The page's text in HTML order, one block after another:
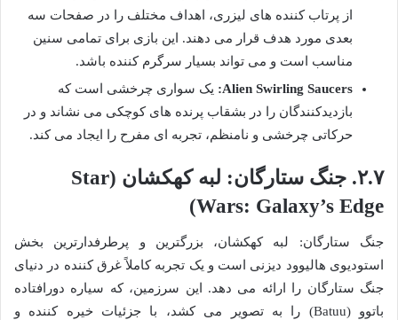
از پرتاب کننده های لیزری، اهداف مختلف را در صفحات سه
بعدی مورد هدف قرار می دهند. این بازی برای تمامی سنین
مناسب است و می تواند بسیار سرگرم کننده باشد.
Alien Swirling Saucers:
یک سواری چرخشی است که
بازدیدکنندگان را در بشقاب پرنده های کوچکی می نشاند و در
حرکاتی چرخشی و نامنظم، تجربه ای مفرح را ایجاد می کند.
۲.۷. جنگ ستارگان: لبه کهکشان (Star
Wars: Galaxy’s Edge)
جنگ ستارگان: لبه کهکشان، بزرگترین و پرطرفدارترین بخش
استودیوی هالیوود دیزنی است و یک تجربه کاملاً غرق کننده در دنیای
جنگ ستارگان را ارائه می دهد. این سرزمین، که سیاره دورافتاده
باتوو (Batuu) را به تصویر می کشد، با جزئیات خیره کننده و